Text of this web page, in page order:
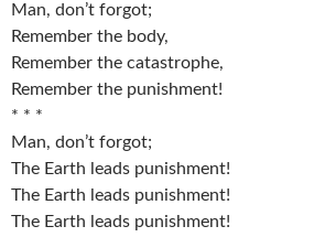
Man, don’t forgot;
Remember the body,
Remember the catastrophe,
Remember the punishment!
* * *
Man, don’t forgot;
The Earth leads punishment!
The Earth leads punishment!
The Earth leads punishment!